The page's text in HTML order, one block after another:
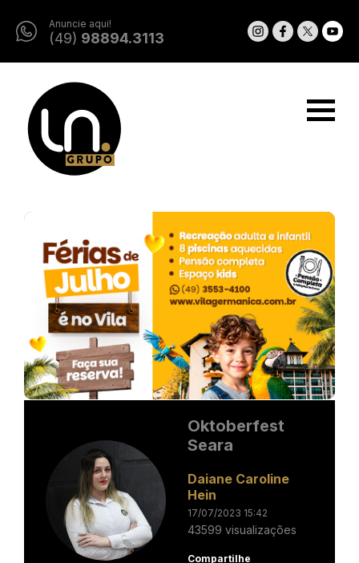
Anuncie aqui!
(49) 98894.3113
Oktoberfest
Seara
Daiane Caroline
Hein
17/07/2023 15:42
43599 visualizações
Compartilhe